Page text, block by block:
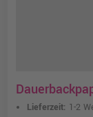
Lieferzeit: 1-2